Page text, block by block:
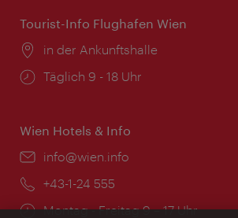
Tourist-Info Flughafen Wien
Ort:
in der Ankunftshalle
Öffnungszeiten:
Täglich 9 - 18 Uhr
Wien Hotels & Info
Email:
info@wien.info
Telefon:
+43-1-24 555
Öffnungszeiten:
Montag - Freitag 9 – 17 Uhr